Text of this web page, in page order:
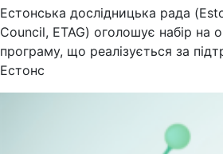
Естонська дослідницька рада
Council, ETAG) оголошує набір на
програму, що реалізується за
Естонс